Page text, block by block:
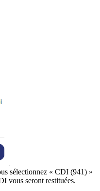
sélectionnez « CDI (941) »
vous seront restituées.